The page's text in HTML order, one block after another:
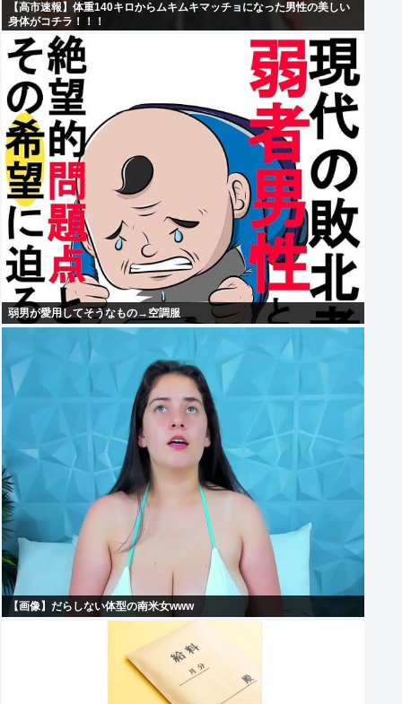
【高市速報】体重140キロからムキムキマッチョになった男性の美しい
身体がコチラ！！！
弱男が愛用してそうなもの→空調服
【画像】だらしない体型の南米女www